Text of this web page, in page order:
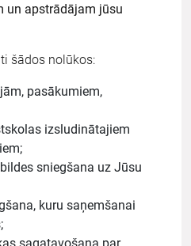
un apstrādājam jūsu
šādos nolūkos:
pasākumiem,
izsludinātajiem
sniegšana uz Jūsu
kuru saņemšanai